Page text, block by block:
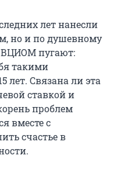
лет нанесли
но и по душевному
пугают:
такими
лет. Связана ли эта
ставкой и
проблем
вместе с
счастье в